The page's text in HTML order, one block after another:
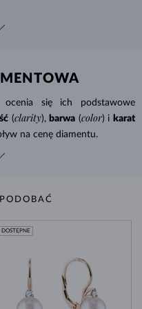
ocenia się ich podstawowe
(clarity), barwa (color) i karat
na cenę diamentu.
DOSTĘPNE